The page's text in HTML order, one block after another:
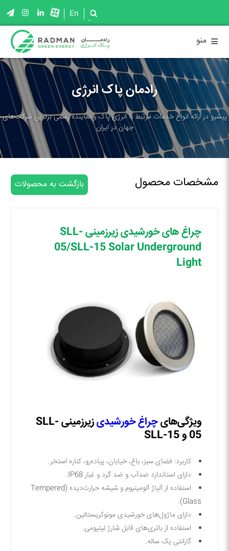
En
≡ منو
رادمان پاک انرژی
پیشرو در ارائه انواع خدمات مرتبط با انرژی پاک و نماینده رسمی برترین شرکت‌های
جهان در ایران
مشخصات محصول بازگشت به محصولات
چراغ های خورشیدی زیرزمینی SLL-
05/SLL-15 Solar Underground
Light
ویژگی‌هایچراغ خورشیدی
زیرزمینی SLL-
05 و SLL-15
کاربرد: فضای سبز، باغ، خیابان، پیاده‌رو، کناره استخر.
دارای استاندارد ضدآب و ضد گرد و غبار IP68.
استفاده از آلیاژ آلومینیوم و شیشه حرارت‌دیده (Tempered
Glass).
دارای ماژول‌های خورشیدی مونو‌کریستالین.
استفاده از باتری‌های قابل شارژ لیتیومی.
گارانتی یک ساله.